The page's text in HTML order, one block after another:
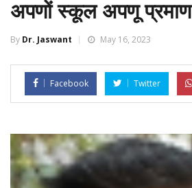
अपणों स्कूल अपणू प्रमाण
By Dr. Jaswant May 16, 2023
Facebook Twitter